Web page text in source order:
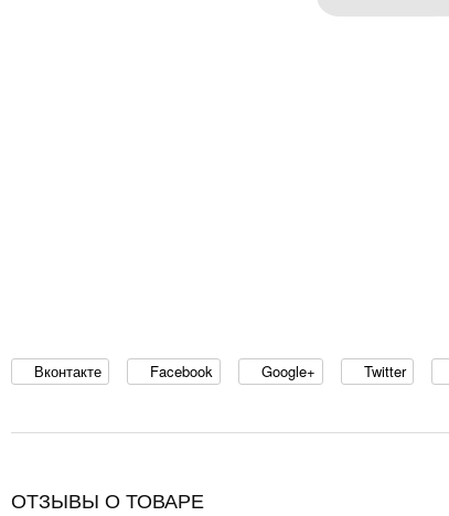
Вконтакте Facebook Google+ Twitter
ОТЗЫВЫ О ТОВАРЕ